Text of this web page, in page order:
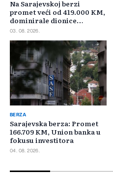
Na Sarajevskoj berzi
promet veći od 419.000 KM,
dominirale dionice
Privredne banke Sarajevo
03. 08. 2026.
BERZA
Sarajevska berza: Promet
166.709 KM, Union banka u
fokusu investitora
04. 08. 2026.